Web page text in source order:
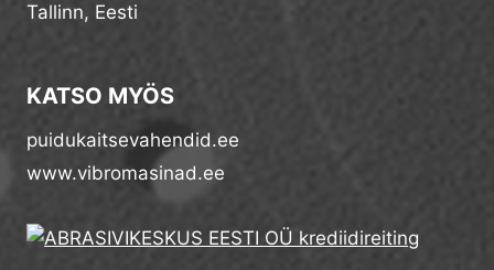
Tallinn, Eesti
KATSO MYÖS
puidukaitsevahendid.ee
www.vibromasinad.ee